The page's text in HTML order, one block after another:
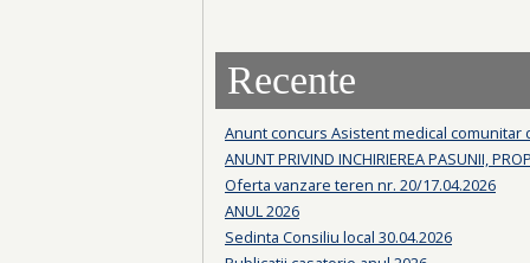
Recente
Anunt concurs Asistent medical comunitar
ANUNT PRIVIND INCHIRIEREA PASUNII,
Oferta vanzare teren nr. 20/17.04.2026
ANUL 2026
Sedinta Consiliu local 30.04.2026